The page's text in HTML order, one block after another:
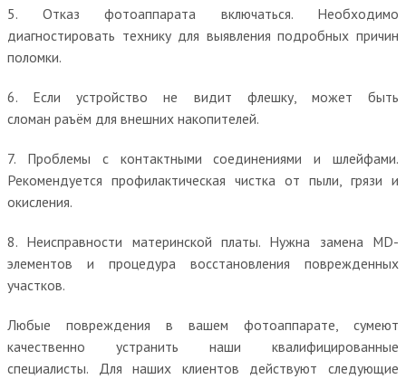
5. Отказ фотоаппарата включаться. Необходимо
диагностировать технику для выявления подробных причин
поломки.
6. Если устройство не видит флешку, может быть
сломан раъём для внешних накопителей.
7. Проблемы с контактными соединениями и шлейфами.
Рекомендуется профилактическая чистка от пыли, грязи и
окисления.
8. Неисправности материнской платы. Нужна замена MD-
элементов и процедура восстановления поврежденных
участков.
Любые повреждения в вашем фотоаппарате, сумеют
качественно устранить наши квалифицированные
специалисты. Для наших клиентов действуют следующие